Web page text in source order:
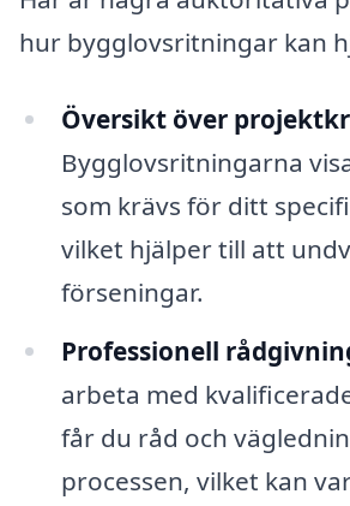
hur bygglovsritningar kan
Översikt över
Bygglovsritningarna
som krävs för ditt
vilket hjälper till att
förseningar.
Professionell
arbeta med
får du råd och
processen, vilket kan